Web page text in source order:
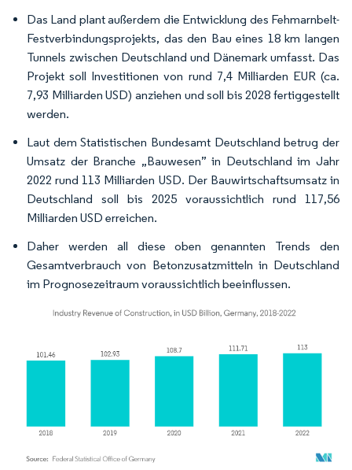
Das Land plant außerdem die Entwicklung des Fehmarnbelt-
Festverbindungsprojekts, das den Bau eines 18 km langen
Tunnels zwischen Deutschland und Dänemark umfasst. Das
Projekt soll Investitionen von rund 7,4 Milliarden EUR (ca.
7,93 Milliarden USD) anziehen und soll bis 2028 fertiggestellt
werden.
Laut dem Statistischen Bundesamt Deutschland betrug der
Umsatz der Branche „Bauwesen” in Deutschland im Jahr
2022 rund 113 Milliarden USD. Der Bauwirtschaftsumsatz in
Deutschland soll bis 2025 voraussichtlich rund 117,56
Milliarden USD erreichen.
Daher werden all diese oben genannten Trends den
Gesamtverbrauch von Betonzusatzmitteln in Deutschland
im Prognosezeitraum voraussichtlich beeinflussen.